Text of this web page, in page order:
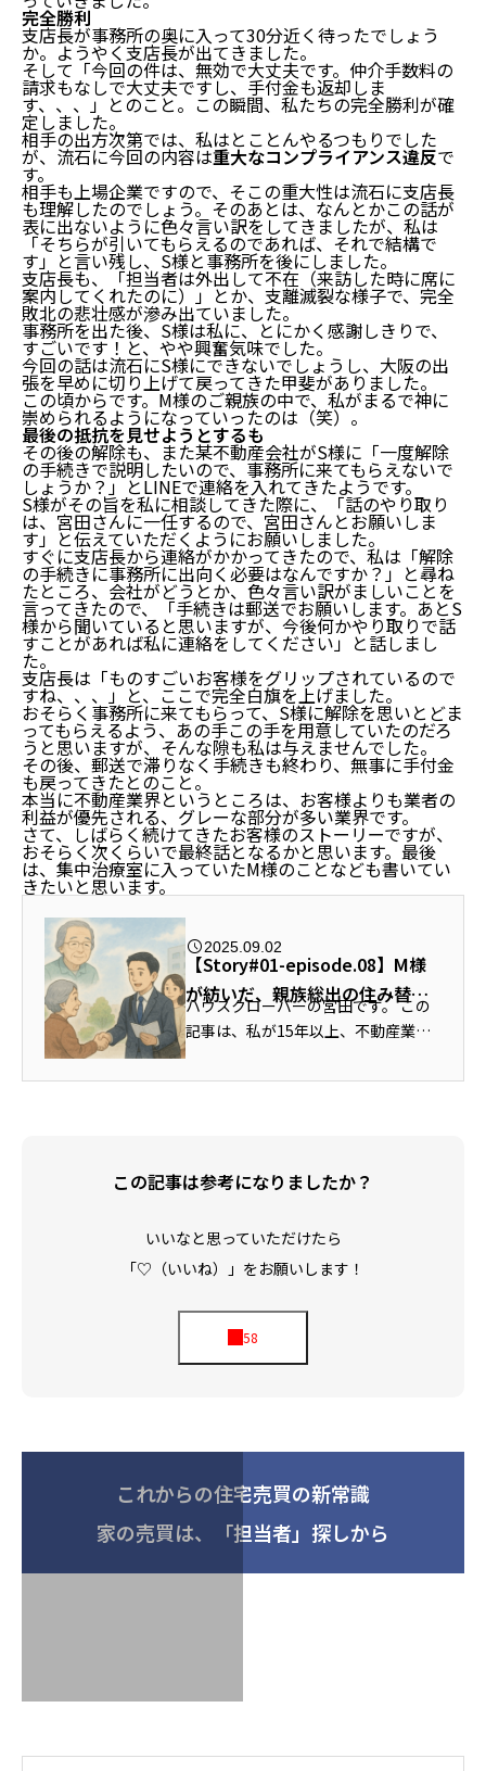
完全勝利
支店長が事務所の奥に入って30分近く待ったでしょう
か。ようやく支店長が出てきました。
そして「今回の件は、無効で大丈夫です。仲介手数料の
請求もなしで大丈夫ですし、手付金も返却しま
す、、、」とのこと。この瞬間、私たちの完全勝利が確
定しました。
相手の出方次第では、私はとことんやるつもりでした
が、流石に今回の内容は重大なコンプライアンス違反で
す。
相手も上場企業ですので、そこの重大性は流石に支店長
も理解したのでしょう。そのあとは、なんとかこの話が
表に出ないように色々言い訳をしてきましたが、私は
「そちらが引いてもらえるのであれば、それで結構で
す」と言い残し、S様と事務所を後にしました。
支店長も、「担当者は外出して不在（来訪した時に席に
案内してくれたのに）」とか、支離滅裂な様子で、完全
敗北の悲壮感が滲み出ていました。
事務所を出た後、S様は私に、とにかく感謝しきりで、
すごいです！と、やや興奮気味でした。
今回の話は流石にS様にできないでしょうし、大阪の出
張を早めに切り上げて戻ってきた甲斐がありました。
この頃からです。M様のご親族の中で、私がまるで神に
崇められるようになっていったのは（笑）。
最後の抵抗を見せようとするも
その後の解除も、また某不動産会社がS様に「一度解除
の手続きで説明したいので、事務所に来てもらえないで
しょうか？」とLINEで連絡を入れてきたようです。
S様がその旨を私に相談してきた際に、「話のやり取り
は、宮田さんに一任するので、宮田さんとお願いしま
す」と伝えていただくようにお願いしました。
すぐに支店長から連絡がかかってきたので、私は「解除
の手続きに事務所に出向く必要はなんですか？」と尋ね
たところ、会社がどうとか、色々言い訳がましいことを
言ってきたので、「手続きは郵送でお願いします。あとS
様から聞いていると思いますが、今後何かやり取りで話
すことがあれば私に連絡をしてください」と話しまし
た。
支店長は「ものすごいお客様をグリップされているので
すね、、、」と、ここで完全白旗を上げました。
おそらく事務所に来てもらって、S様に解除を思いとどま
ってもらえるよう、あの手この手を用意していたのだろ
うと思いますが、そんな隙も私は与えませんでした。
その後、郵送で滞りなく手続きも終わり、無事に手付金
も戻ってきたとのこと。
本当に不動産業界というところは、お客様よりも業者の
利益が優先される、グレーな部分が多い業界です。
さて、しばらく続けてきたお客様のストーリーですが、
おそらく次くらいで最終話となるかと思います。最後
は、集中治療室に入っていたM様のことなども書いてい
きたいと思います。
2025.09.02
【Story#01-episode.08】M様
が紡いだ、親族総出の住み替え
ストーリー
ハウスクローバーの宮田です。 この
記事は、私が15年以上、不動産業界
残ったお客様のストーリーをご紹介
この記事は参考になりましたか？
いいなと思っていただけたら
「♡（いいね）」をお願いします！
これからの住宅売買の新常識
家の売買は、「担当者」探しから
前回までのあらすじ
事前の打ち合わせ
某大手不動産会社の支店長と対峙
反撃開始
完全勝利
最後の抵抗を見せようとするも